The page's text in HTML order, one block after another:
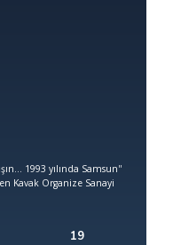
1993 yılında Samsun''
Kavak Organize Sanayi
19